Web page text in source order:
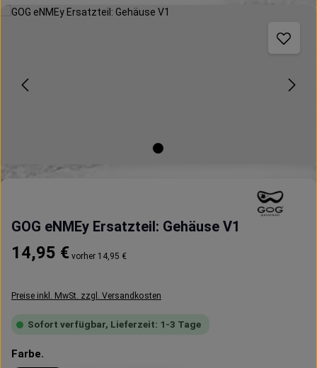
Bildergalerie überspringen
GOG eNMEy Ersatzteil: Gehäuse V1
Regulärer Preis:
14,95 € vorher 14,95 €
Preise inkl. MwSt. zzgl. Versandkosten
Sofort verfügbar, Lieferzeit: 1-3 Tage
Farbe.